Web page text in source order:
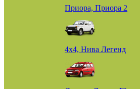
Приора, Приора 2
4х4, Нива Легенд